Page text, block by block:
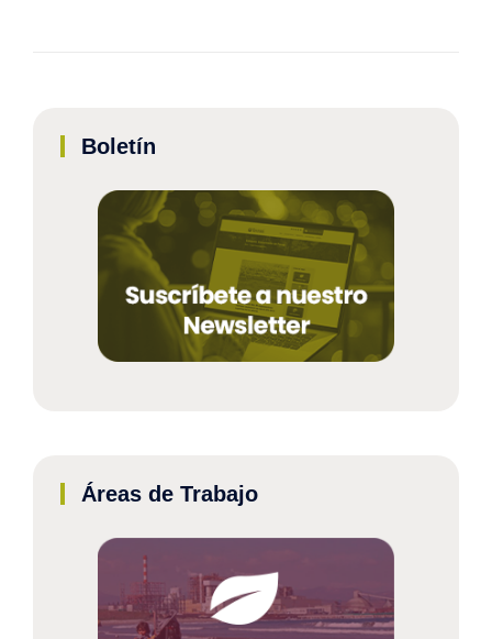
Boletín
Áreas de Trabajo